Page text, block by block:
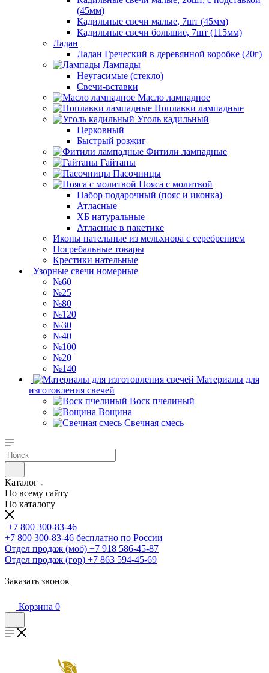
(45мм)
Кадильные свечи малые, 7шт (45мм)
Кадильные свечи большие, 7шт (115мм)
Ладан
Ладан Греческий в деревянной коробке (20г)
Лампады
Неугасимые (стекло)
Свечи-вставки
Масло лампадное
Поплавки лампадные
Уголь кадильный
Церковный
Быстрый розжиг
Фитили лампадные
Гайтаны
Пасочницы
Пояса с молитвой
Набор подарочный (пояс и иконка)
Атласные
ХБ натуральные
Атласные в пакетике
Иконы нательные из мельхиора с серебрением
Погребальные товары
Крестики нательные
Узорные свечи номерные
№60
№25
№80
№120
№30
№40
№100
№20
№140
Материалы для
изготовления свечей
Воск пчелиный
Вощина
Свечная смесь
Каталог
По всему сайту
По каталогу
+7 800 300-83-46
+7 800 300-83-46 бесплатно по России
Отдел продаж (моб) +7 918 586-45-87
Отдел продаж (гор) +7 863 594-45-69
Заказать звонок
Корзина 0